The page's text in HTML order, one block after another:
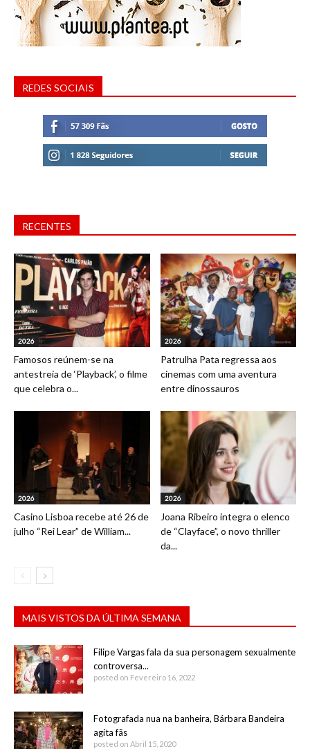
REDES SOCIAIS
RECENTES
2026
Famosos reúnem-se na
antestreia de ‘Playback’, o filme
que celebra o...
2026
Patrulha Pata regressa aos
cinemas com uma aventura
entre dinossauros
2026
Casino Lisboa recebe até 26 de
julho “Rei Lear” de William...
2026
Joana Ribeiro integra o elenco
de “Clayface”, o novo thriller
da...
MAIS VISTOS DA ÚLTIMA SEMANA
Filipe Vargas fala da sua personagem sexualmente
controversa...
posted on Fevereiro 16, 2022
Fotografada nua na banheira, Bárbara Bandeira
agita fãs
posted on Abril 15, 2020